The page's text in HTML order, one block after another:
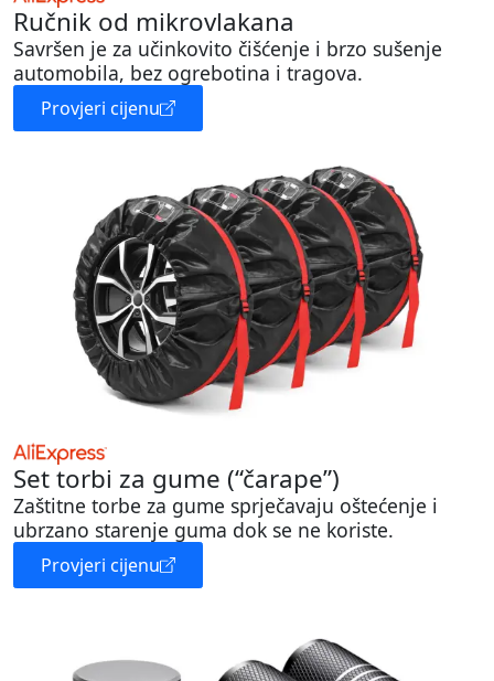
Ručnik od mikrovlakana
Savršen je za učinkovito čišćenje i brzo sušenje
automobila, bez ogrebotina i tragova.
Provjeri cijenu
Set torbi za gume (“čarape”)
Zaštitne torbe za gume sprječavaju oštećenje i
ubrzano starenje guma dok se ne koriste.
Provjeri cijenu